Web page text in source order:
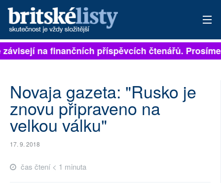
PŘIHLÁSIT
ARCHIV
ROZHOVORY
TÉMATA
NEJČTENĚJŠÍ ZA 7 DNÍ
na finančních příspěvcích čtenářů.
Novaja gazeta: "Rusko je
znovu připraveno na
velkou válku"
17. 9. 2018
čas čtení < 1 minuta